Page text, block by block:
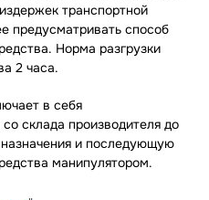
транспортной
предусматривать способ
Норма разгрузки
2 часа.
в себя
склада производителя до
и последующую
манипулятором.